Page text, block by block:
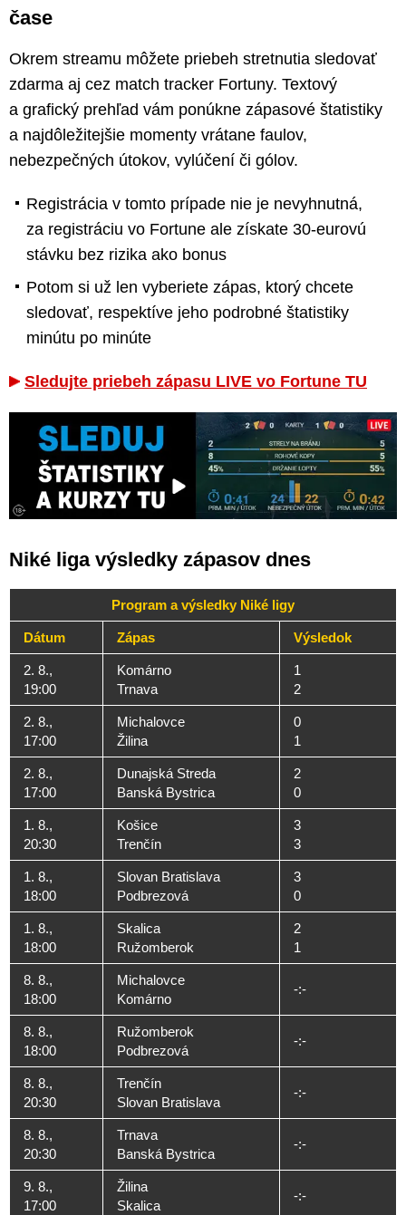
čase
Okrem streamu môžete priebeh stretnutia sledovať
zdarma aj cez match tracker Fortuny. Textový
a grafický prehľad vám ponúkne zápasové štatistiky
a najdôležitejšie momenty vrátane faulov,
nebezpečných útokov, vylúčení či gólov.
Registrácia v tomto prípade nie je nevyhnutná,
za registráciu vo Fortune ale získate 30-eurovú
stávku bez rizika ako bonus
Potom si už len vyberiete zápas, ktorý chcete
sledovať, respektíve jeho podrobné štatistiky
minútu po minúte
Sledujte priebeh zápasu LIVE vo Fortune TU
Niké liga výsledky zápasov dnes
Program a výsledky Niké ligy
Dátum Zápas Výsledok
2. 8.,
19:00
Komárno
Trnava
1
2
2. 8.,
17:00
Michalovce
Žilina
0
1
2. 8.,
17:00
Dunajská Streda
Banská Bystrica
2
0
1. 8.,
20:30
Košice
Trenčín
3
3
1. 8.,
18:00
Slovan Bratislava
Podbrezová
3
0
1. 8.,
18:00
Skalica
Ružomberok
2
1
8. 8.,
18:00
Michalovce
Komárno
-:-
8. 8.,
18:00
Ružomberok
Podbrezová
-:-
8. 8.,
20:30
Trenčín
Slovan Bratislava
-:-
8. 8.,
20:30
Trnava
Banská Bystrica
-:-
9. 8.,
17:00
Žilina
Skalica
-:-